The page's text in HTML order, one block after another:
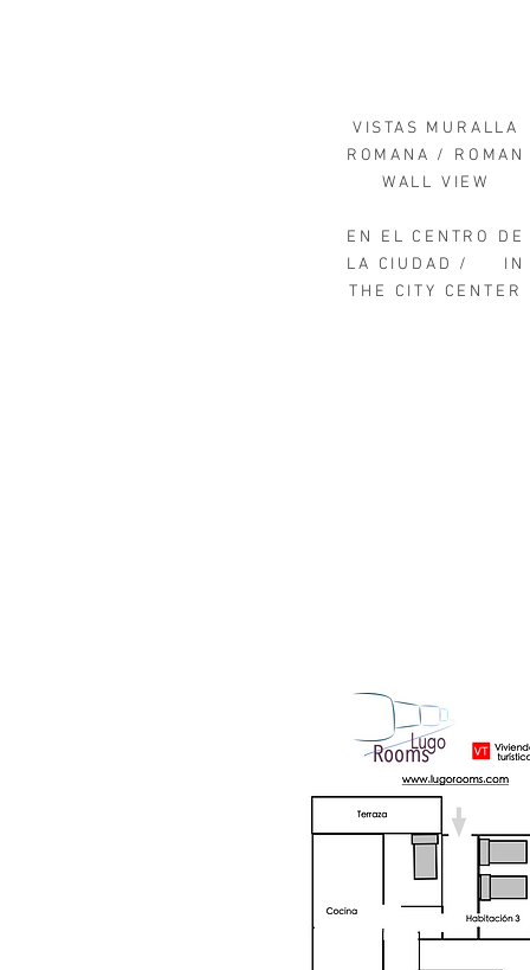
VISTAS MURALLA
ROMANA / ROMAN
WALL VIEW
EN EL CENTRO DE
LA CIUDAD / IN
THE CITY CENTER